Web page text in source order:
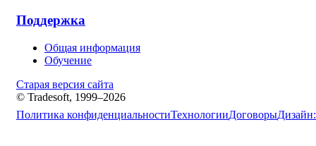
Поддержка
Общая информация
Обучение
Старая версия сайта
© Tradesoft, 1999–2026
Политика конфиденциальностиТехнологииДоговорыДизайн: